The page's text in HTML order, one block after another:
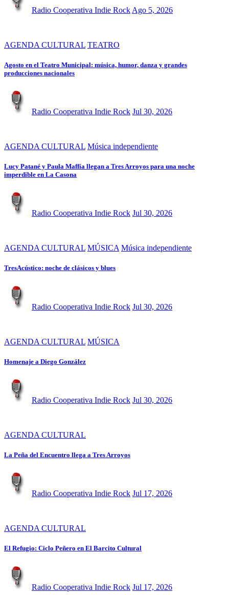
Radio Cooperativa Indie Rock Ago 5, 2026
AGENDA CULTURAL TEATRO
Agosto en el Teatro Municipal: música, humor, danza y grandes
producciones nacionales
Radio Cooperativa Indie Rock Jul 30, 2026
AGENDA CULTURAL Música independiente
Lucy Patané y Paula Maffía llegan a Tres Arroyos para una noche
imperdible en La Casona
Radio Cooperativa Indie Rock Jul 30, 2026
AGENDA CULTURAL MÚSICA Música independiente
TresAcústico: noche de clásicos y blues
Radio Cooperativa Indie Rock Jul 30, 2026
AGENDA CULTURAL MÚSICA
Homenaje a Diego González
Radio Cooperativa Indie Rock Jul 30, 2026
AGENDA CULTURAL
La Peña del Encuentro llega a Tres Arroyos
Radio Cooperativa Indie Rock Jul 17, 2026
AGENDA CULTURAL
El Refugio: Ciclo Peñero en El Barcito Cultural
Radio Cooperativa Indie Rock Jul 17, 2026